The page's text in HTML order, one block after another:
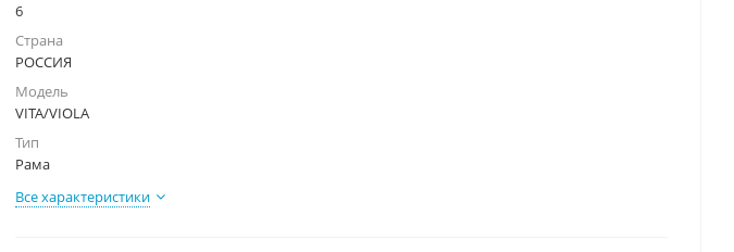
6
Страна
РОССИЯ
Модель
VITA/VIOLA
Тип
Рама
Все характеристики